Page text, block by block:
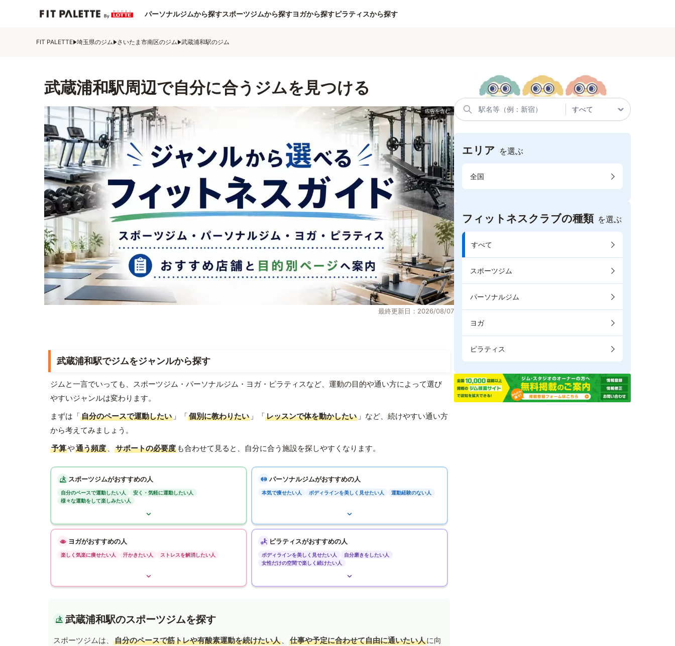
パーソナルジムから探すスポーツジムから探すヨガから探すピラティスから探す
FIT PALETTE 埼玉県のジム さいたま市南区のジム 武蔵浦和駅のジム
武蔵浦和駅周辺で自分に合うジムを見つける
最終更新日：2026/08/07
武蔵浦和駅でジムをジャンルから探す
ジムと一言でいっても、スポーツジム・パーソナルジム・ヨガ・ピラティスなど、運動の目的や通い方によって選び
やすいジャンルは変わります。
まずは「自分のペースで運動したい 」「個別に教わりたい 」「レッスンで体を動かしたい 」など、続けやすい通い方
から考えてみましょう。
予算や通う頻度 、 サポートの必要度 も合わせて見ると、自分に合う施設を探しやすくなります。
スポーツジムがおすすめの人
自分のペースで運動したい人
安く・気軽に運動したい人
様々な運動をして楽しみたい人
パーソナルジムがおすすめの人
本気で痩せたい人 ボディラインを美しく見せたい人 運動経験のない人
ヨガがおすすめの人
楽しく気楽に痩せたい人 汗かきたい人 ストレスを解消したい人
ピラティスがおすすめの人
ボディラインを美しく見せたい人
自分磨きをしたい人
女性だけの空間で楽しく続けたい人
武蔵浦和駅のスポーツジムを探す
スポーツジムは、 自分のペースで筋トレや有酸素運動を続けたい人 、 仕事や予定に合わせて自由に通いたい人に向
エリア を選ぶ
全国
フィットネスクラブの種類 を選ぶ
すべて
スポーツジム
パーソナルジム
ヨガ
ピラティス